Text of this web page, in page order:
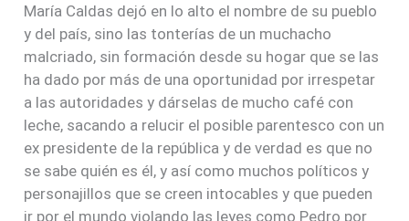
María Caldas dejó en lo alto el nombre de su pueblo
y del país, sino las tonterías de un muchacho
malcriado, sin formación desde su hogar que se las
ha dado por más de una oportunidad por irrespetar
a las autoridades y dárselas de mucho café con
leche, sacando a relucir el posible parentesco con un
ex presidente de la república y de verdad es que no
se sabe quién es él, y así como muchos políticos y
personajillos que se creen intocables y que pueden
ir por el mundo violando las leyes como Pedro por